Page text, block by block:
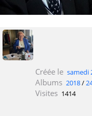
Créée le samedi
Albums 2018/
Visites 1414